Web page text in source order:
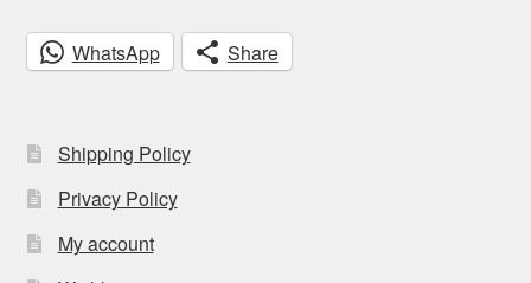
WhatsApp Share
Shipping Policy
Privacy Policy
My account